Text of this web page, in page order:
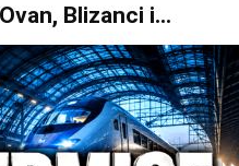
Blizanci i...